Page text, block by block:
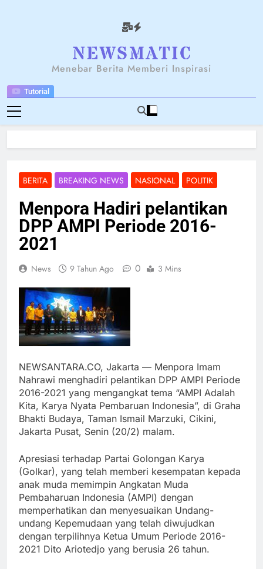
Tutorial
NEWSANTARA
Menebar Berita Memberi Inspirasi
BERITA BREAKING NEWS NASIONAL POLITIK
Menpora Hadiri pelantikan
DPP AMPI Periode 2016-
2021
News 9 Tahun Ago 0 3 Mins
NEWSANTARA.CO, Jakarta — Menpora Imam
Nahrawi menghadiri pelantikan DPP AMPI Periode
2016-2021 yang mengangkat tema “AMPI Adalah
Kita, Karya Nyata Pembaruan Indonesia”, di Graha
Bhakti Budaya, Taman Ismail Marzuki, Cikini,
Jakarta Pusat, Senin (20/2) malam.
Apresiasi terhadap Partai Golongan Karya
(Golkar), yang telah memberi kesempatan kepada
anak muda memimpin Angkatan Muda
Pembaharuan Indonesia (AMPI) dengan
memperhatikan dan menyesuaikan Undang-
undang Kepemudaan yang telah diwujudkan
dengan terpilihnya Ketua Umum Periode 2016-
2021 Dito Ariotedjo yang berusia 26 tahun.